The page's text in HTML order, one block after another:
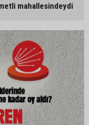
mahallesindeydi